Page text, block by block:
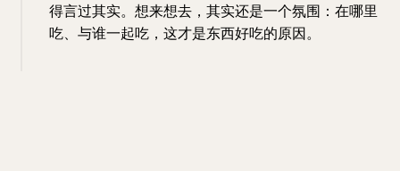
得言过其实。想来想去，其实还是一个氛围：在哪里
吃、与谁一起吃，这才是东西好吃的原因。